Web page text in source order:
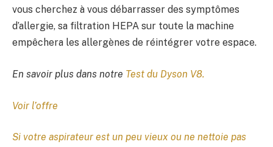
vous cherchez à vous débarrasser des symptômes
d’allergie, sa filtration HEPA sur toute la machine
empêchera les allergènes de réintégrer votre espace.
En savoir plus dans notre Test du Dyson V8.
Voir l’offre
Si votre aspirateur est un peu vieux ou ne nettoie pas